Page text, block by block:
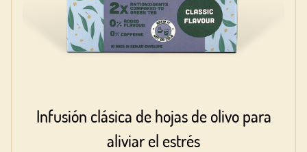
Infusión clásica de hojas de olivo para
aliviar el estrés